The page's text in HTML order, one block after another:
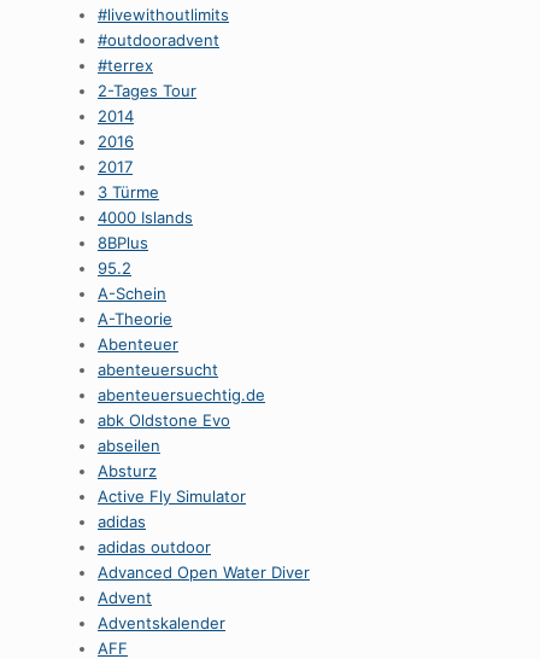
#livewithoutlimits
#outdooradvent
#terrex
2-Tages Tour
2014
2016
2017
3 Türme
4000 Islands
8BPlus
95.2
A-Schein
A-Theorie
Abenteuer
abenteuersucht
abenteuersuechtig.de
abk Oldstone Evo
abseilen
Absturz
Active Fly Simulator
adidas
adidas outdoor
Advanced Open Water Diver
Advent
Adventskalender
AFF